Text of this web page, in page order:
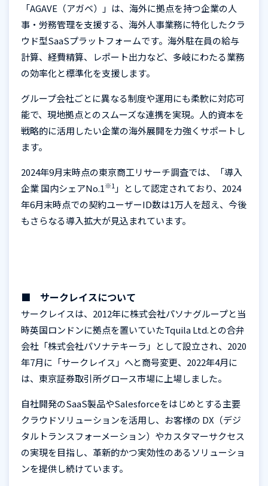
「AGAVE （アガベ）」は、海外に拠点を持つ企業の人
事・労務管理を支援する、海外人事業務に特化したクラ
ウド型SaaSプラットフォームです。海外駐在員の給与
計算、経費精算、レポート出力など、多岐にわたる業務
の効率化と標準化を支援します。
グループ会社ごとに異なる制度や運用にも柔軟に対応可
能で、現地拠点とのスムーズな連携を実現。人的資本を
戦略的に活用したい企業の海外展開を力強くサポートし
ます。
2024年9月末時点の東京商工リサーチ調査では、「導入
企業 国内シェアNo.1※1 」として認定されており、 2024
年6月末時点での契約ユーザーID数は1万人を超え、今後
もさらなる導入拡大が見込まれています。
■ サークレイスについて
サークレイスは、 2012年に株式会社パソナグループと当
時英国ロンドンに拠点を置いていたTquila Ltd.との合弁
会社「株式会社パソナテキーラ」として設立され、 2020
年7月に「サークレイス」へと商号変更、 2022年4月に
は、東京証券取引所グロース市場に上場しました。
自社開発のSaaS製品やSalesforceをはじめとする主要
クラウドソリューションを活用し、お客様の DX （デジ
タルトランスフォーメーション）やカスタマーサクセス
の実現を目指し、革新的かつ実効性のあるソリューショ
ンを提供し続けています。